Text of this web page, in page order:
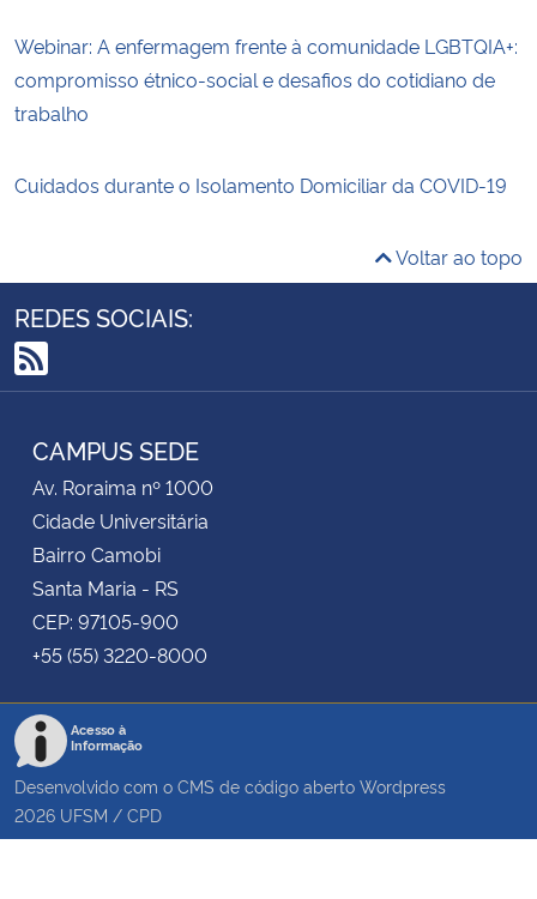
Webinar: A enfermagem frente à comunidade LGBTQIA+:
compromisso étnico-social e desafios do cotidiano de
trabalho
Cuidados durante o Isolamento Domiciliar da COVID-19
Voltar ao topo
REDES SOCIAIS:
RSS
CAMPUS SEDE
Av. Roraima nº 1000
Cidade Universitária
Bairro Camobi
Santa Maria - RS
CEP: 97105-900
+55 (55) 3220-8000
Acesso à
Informação
Desenvolvido com o CMS de código aberto Wordpress
2026 UFSM / CPD